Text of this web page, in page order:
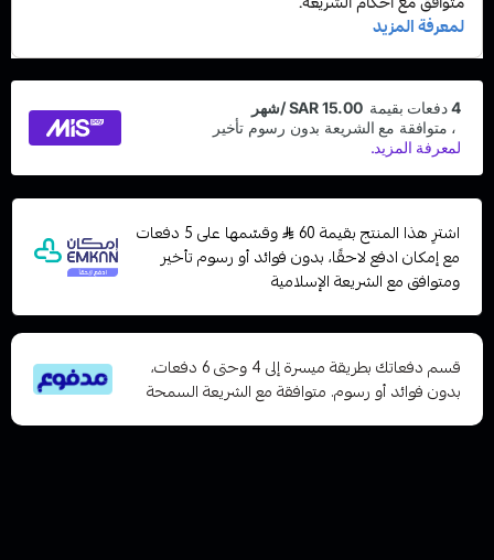
اشترِ هذا المنتج بقيمة 60
وقسّمها على 5 دفعات
مع إمكان ادفع لاحقًا، بدون فوائد أو رسوم تأخير
ومتوافق مع الشريعة الإسلامية
قسم دفعاتك بطريقة ميسرة إلى 4 وحتى 6 دفعات،
بدون فوائد أو رسوم. متوافقة مع الشريعة السمحة